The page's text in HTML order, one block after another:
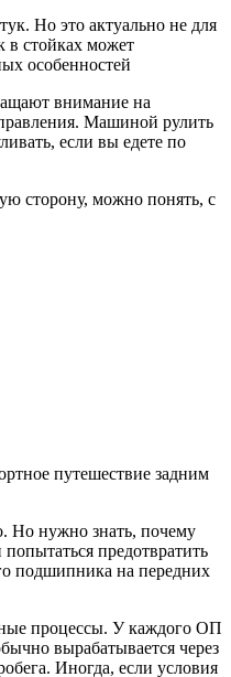
Но это актуально не для
в стойках может
особенностей
внимание на
Машиной рулить
если вы едете по
сторону, можно понять, с
путешествие задним
Но нужно знать, почему
предотвратить
подшипника на передних
процессы. У каждого ОП
вырабатывается через
Иногда, если условия